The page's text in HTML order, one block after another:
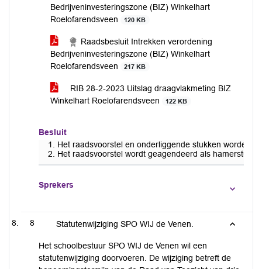
Bedrijveninvesteringszone (BIZ) Winkelhart
Roelofarendsveen
120 KB
Raadsbesluit Intrekken verordening
Bedrijveninvesteringszone (BIZ) Winkelhart
Roelofarendsveen
217 KB
RIB 28-2-2023 Uitslag draagvlakmeting BIZ
Winkelhart Roelofarendsveen
122 KB
Besluit
Het raadsvoorstel en onderliggende stukken worden
Het raadsvoorstel wordt geagendeerd als hamerstuk.
Sprekers
8 Statutenwijziging SPO WIJ de Venen.
Het schoolbestuur SPO WIJ de Venen wil een
statutenwijziging doorvoeren. De wijziging betreft de